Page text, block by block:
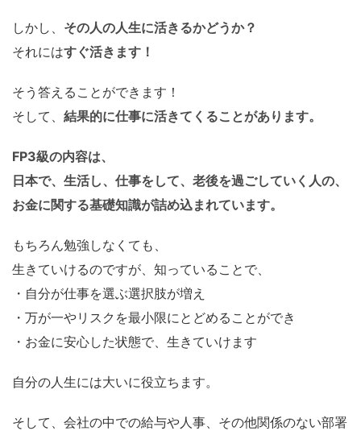
しかし、 その人の人生に活きるかどうか？
それにはすぐ活きます！
そう答えることができます！
そして、 結果的に仕事に活きてくることがあります。
FP3級の内容は、
日本で、生活し、仕事をして、老後を過ごしていく人の、
お金に関する基礎知識が詰め込まれています。
もちろん勉強しなくても、
生きていけるのですが、知っていることで、
・自分が仕事を選ぶ選択肢が増え
・万が一やリスクを最小限にとどめることができ
・お金に安心した状態で、生きていけます
自分の人生には大いに役立ちます。
そして、会社の中での給与や人事、その他関係のない部署